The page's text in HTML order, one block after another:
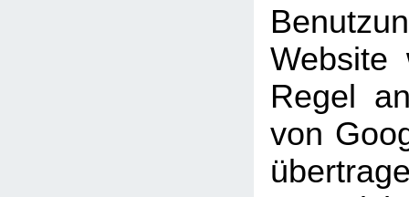
Website
Regel
von